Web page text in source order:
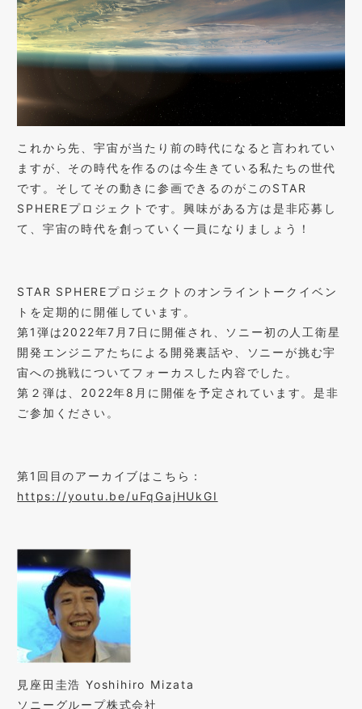
これから先、宇宙が当たり前の時代になると言われてい
ますが、その時代を作るのは今生きている私たちの世代
です。そしてその動きに参画できるのがこのSTAR
SPHEREプロジェクトです。興味がある方は是非応募し
て、宇宙の時代を創っていく一員になりましょう！
STAR SPHEREプロジェクトのオンライントークイベン
トを定期的に開催しています。
第1 弾は2022年7 月7 日に開催され、ソニー初の人工衛星
開発エンジニアたちによる開発裏話や、ソニーが挑む宇
宙への挑戦についてフォーカスした内容でした。
第２弾は、 2022年8 月に開催を予定されています。是非
ご参加ください。
第1 回目のアーカイブはこちら：
https://youtu.be/uFqGajHUkGI
見座田圭浩 Yoshihiro Mizata
ソニーグループ株式会社